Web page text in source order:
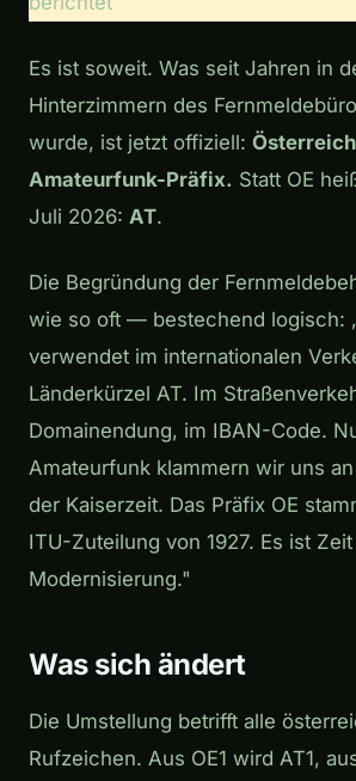
Es ist soweit. Was seit Jahren in
Hinterzimmern des
wurde, ist jetzt offiziell:
Amateurfunk-Präfix. Statt OE
Juli 2026: AT.
Die Begründung der
wie so oft — bestechend logisch:
verwendet im internationalen
Länderkürzel AT. Im
Domainendung, im IBAN-Code.
Amateurfunk klammern wir uns
der Kaiserzeit. Das Präfix OE
ITU-Zuteilung von 1927. Es ist
Modernisierung."
Was sich ändert
Die Umstellung betrifft alle
Rufzeichen. Aus OE1 wird AT1,